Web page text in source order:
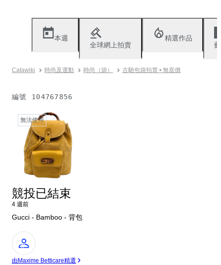
本週
全球網上拍賣
精選作品
Catawiki 時尚及運動 時尚（袋） 古馳包袋拍賣 • 無底價
編號 104767856
無法使用
競投已結束
4 週前
Gucci - Bamboo - 背包
專
家
由Maxime Betticare精選